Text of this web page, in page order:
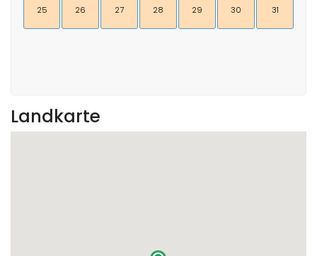
25 26 27 28 29 30 31
Landkarte